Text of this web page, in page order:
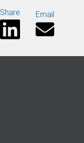
Share Email